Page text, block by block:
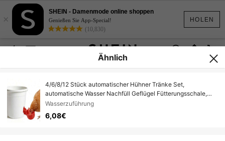
HOLEN
×
SHEIN - Damenmode online shoppen
Genießen Sie App-Special!
(10,830)
Ähnlich
4/6/8/12 Stück automatischer Hühner Tränke Set,
automatische Wasser Nachfüll Geflügel Fütterungsschale,
langanhaltend PP Material, batteriefrei, automatischer
Wasserstopp für Enten und Vögel
Wasserzuführung
6,08€